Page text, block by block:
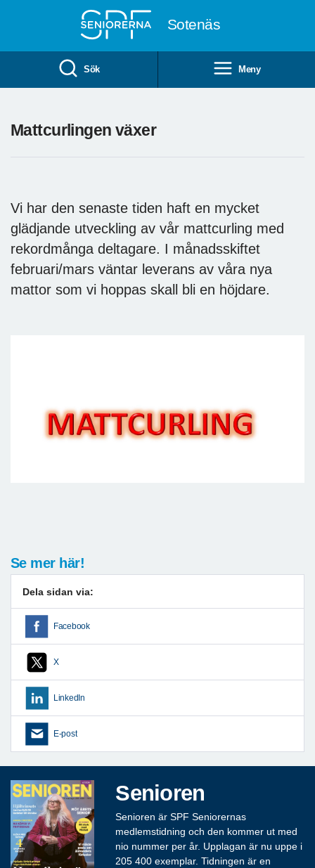
Sotenäs
Sök Meny
Mattcurlingen växer
Vi har den senaste tiden haft en mycket
glädjande utveckling av vår mattcurling med
rekordmånga deltagare. I månadsskiftet
februari/mars väntar leverans av våra nya
mattor som vi hoppas skall bli en höjdare.
Se mer här!
Dela sidan via:
Facebook
X
LinkedIn
E-post
Senioren
Senioren är SPF Seniorernas
medlemstidning och den kommer ut med
nio nummer per år. Upplagan är nu uppe i
205 400 exemplar. Tidningen är en